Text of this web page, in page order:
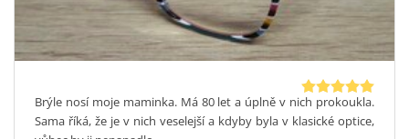
Brýle nosí moje maminka. Má 80 let a úplně v nich prokoukla.
Sama říká, že je v nich veselejší a kdyby byla v klasické optice,